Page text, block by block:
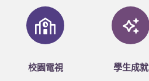
校園電視 學生成就